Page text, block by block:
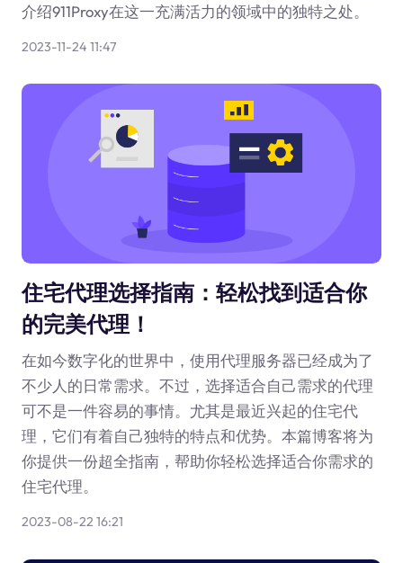
介绍911Proxy在这一充满活力的领域中的独特之处。
2023-11-24 11:47
住宅代理选择指南：轻松找到适合你
的完美代理！
在如今数字化的世界中，使用代理服务器已经成为了
不少人的日常需求。不过，选择适合自己需求的代理
可不是一件容易的事情。尤其是最近兴起的住宅代
理，它们有着自己独特的特点和优势。本篇博客将为
你提供一份超全指南，帮助你轻松选择适合你需求的
住宅代理。
2023-08-22 16:21